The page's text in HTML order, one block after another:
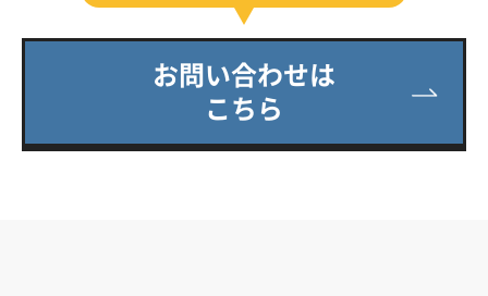
お問い合わせは
こちら